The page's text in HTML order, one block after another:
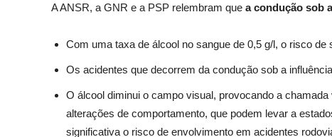
A ANSR, a GNR e a PSP relembram que a condução sob
Com uma taxa de álcool no sangue de 0,5 g/l, o risco
Os acidentes que decorrem da condução sob a
O álcool diminui o campo visual, provocando a
alterações de comportamento, que podem levar a
significativa o risco de envolvimento em acidentes